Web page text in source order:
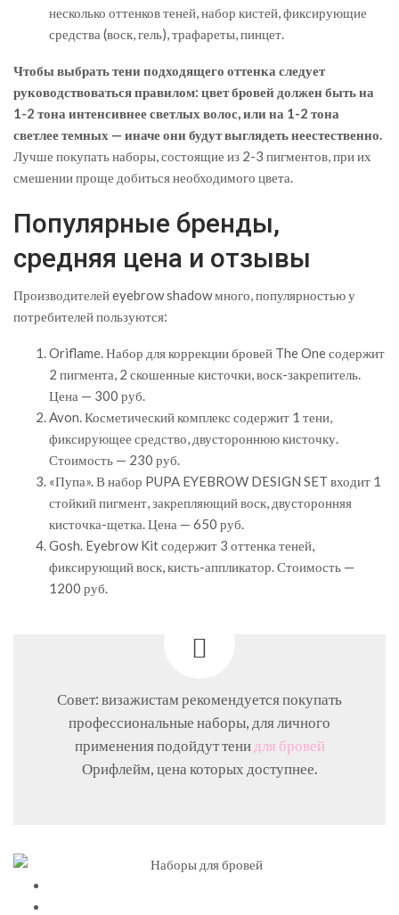
несколько оттенков теней, набор кистей, фиксирующие
средства (воск, гель), трафареты, пинцет.
Чтобы выбрать тени подходящего оттенка следует
руководствоваться правилом: цвет бровей должен быть на
1-2 тона интенсивнее светлых волос, или на 1-2 тона
светлее темных — иначе они будут выглядеть неестественно.
Лучше покупать наборы, состоящие из 2-3 пигментов, при их
смешении проще добиться необходимого цвета.
Популярные бренды,
средняя цена и отзывы
Производителей eyebrow shadow много, популярностью у
потребителей пользуются:
Oriflame. Набор для коррекции бровей The One содержит
2 пигмента, 2 скошенные кисточки, воск-закрепитель.
Цена — 300 руб.
Avon. Косметический комплекс содержит 1 тени,
фиксирующее средство, двустороннюю кисточку.
Стоимость — 230 руб.
«Пупа». В набор PUPA EYEBROW DESIGN SET входит 1
стойкий пигмент, закрепляющий воск, двусторонняя
кисточка-щетка. Цена — 650 руб.
Gosh. Eyebrow Kit содержит 3 оттенка теней,
фиксирующий воск, кисть-аппликатор. Стоимость —
1200 руб.
Совет: визажистам рекомендуется покупать
профессиональные наборы, для личного
применения подойдут тени для бровей
Орифлейм, цена которых доступнее.